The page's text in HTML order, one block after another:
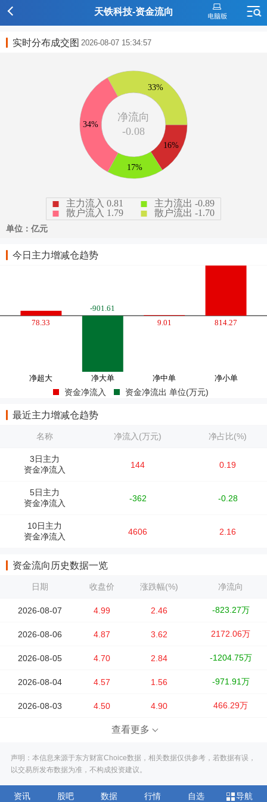
天铁科技-资金流向
实时分布成交图 2026-08-07 15:34:57
今日主力增减仓趋势
资金净流入 资金净流出 单位(万元)
最近主力增减仓趋势
名称 净流入(万元) 净占比(%)
3日主力
资金净流入
144 0.19
5日主力
资金净流入
-362 -0.28
10日主力
资金净流入
4606 2.16
资金流向历史数据一览
日期 收盘价 涨跌幅(%) 净流向
2026-08-07 4.99 2.46 -823.27万
2026-08-06 4.87 3.62 2172.06万
2026-08-05 4.70 2.84 -1204.75万
2026-08-04 4.57 1.56 -971.91万
2026-08-03 4.50 4.90 466.29万
查看更多
声明：本信息来源于东方财富Choice数据，相关数据仅供参考，若数据有误，
以交易所发布数据为准，不构成投资建议。
资讯 股吧 数据 行情 自选 导航